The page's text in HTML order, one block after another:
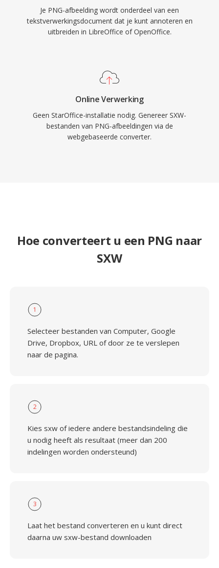
Je PNG-afbeelding wordt onderdeel van een
tekstverwerkingsdocument dat je kunt annoteren en
uitbreiden in LibreOffice of OpenOffice.
Online Verwerking
Geen StarOffice-installatie nodig. Genereer SXW-
bestanden van PNG-afbeeldingen via de
webgebaseerde converter.
Hoe converteert u een PNG naar
SXW
1
Selecteer bestanden van Computer, Google
Drive, Dropbox, URL of door ze te verslepen
naar de pagina.
2
Kies sxw of iedere andere bestandsindeling die
u nodig heeft als resultaat (meer dan 200
indelingen worden ondersteund)
3
Laat het bestand converteren en u kunt direct
daarna uw sxw-bestand downloaden